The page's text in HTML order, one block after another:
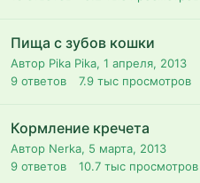
Пища с зубов кошки
Автор Pika Pika, 1 апреля, 2013
9 ответов 7.9 тыс просмотров
Кормление кречета
Автор Nerka, 5 марта, 2013
9 ответов 10.7 тыс просмотров